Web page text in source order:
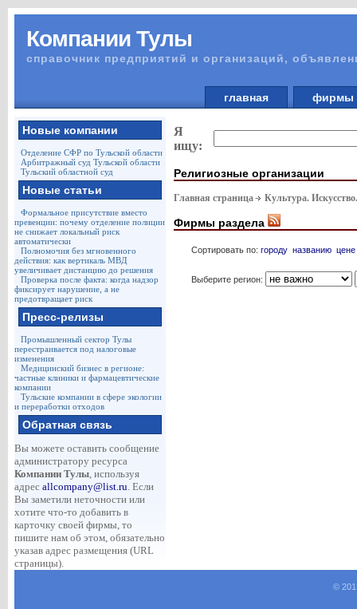
Компании Тулы
справочник предприятий и организаций,
главная
Новые компании
Отделение СФР по Тульской области
Арбитражный суд Тульской области
Тульский областной суд
Новые статьи
Формальное присутствие вместо
превенции: почему отделение полиции
не снижает локальный риск
автоматически
Полномочия без мгновенного
действия: как вертикаль МВД
увеличивает дистанцию до решения
Проверка после факта: когда надзор
фиксирует нарушение, а не
предотвращает риск
Пресс-релизы
Промышленный сектор Тулы
перестраивается под налоговые
изменения
Медицинский бизнес в регионе:
частные клиники и фармацевтические
компании
Тульские компании в сфере экологии
и переработки отходов
Обратная связь
Вы можете оставить сообщение
администратору ресурса
Компании Тулы, используя
адрес allcompany@list.ru. Если
Вы заметили неточности или
хотите что-то добавить в
карточку своей фирмы, то
пишите нам об этом, обязательно
указав адрес размещения (URL
страницы).
Я
ищу:
Религиозные организации
Главная страница Культура.
Фирмы раздела
Сортировать по: городу названию цене
Выберите регион:
©